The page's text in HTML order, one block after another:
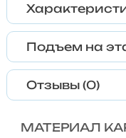
Подъем на
Отзывы (0)
МАТЕРИАЛ